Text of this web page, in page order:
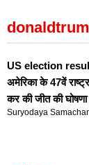
US election
अमेरिका के 47वें
कर की जीत की घोषणा
Suryodaya Samachar